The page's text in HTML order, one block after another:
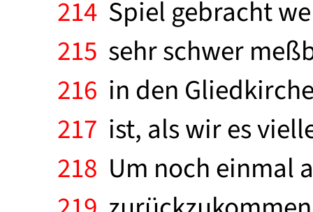
214 Spiel gebracht
215 sehr schwer
216 in den
217 ist, als wir es
218 Um noch einmal